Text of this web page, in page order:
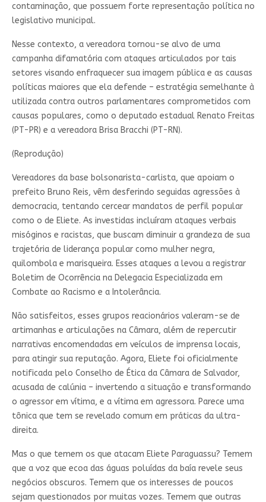
contaminação, que possuem forte representação política no
legislativo municipal.
Nesse contexto, a vereadora tornou-se alvo de uma
campanha difamatória com ataques articulados por tais
setores visando enfraquecer sua imagem pública e as causas
políticas maiores que ela defende – estratégia semelhante à
utilizada contra outros parlamentares comprometidos com
causas populares, como o deputado estadual Renato Freitas
(PT-PR) e a vereadora Brisa Bracchi (PT-RN).
(Reprodução)
Vereadores da base bolsonarista-carlista, que apoiam o
prefeito Bruno Reis, vêm desferindo seguidas agressões à
democracia, tentando cercear mandatos de perfil popular
como o de Eliete. As investidas incluíram ataques verbais
misóginos e racistas, que buscam diminuir a grandeza de sua
trajetória de liderança popular como mulher negra,
quilombola e marisqueira. Esses ataques a levou a registrar
Boletim de Ocorrência na Delegacia Especializada em
Combate ao Racismo e a Intolerância.
Não satisfeitos, esses grupos reacionários valeram-se de
artimanhas e articulações na Câmara, além de repercutir
narrativas encomendadas em veículos de imprensa locais,
para atingir sua reputação. Agora, Eliete foi oficialmente
notificada pelo Conselho de Ética da Câmara de Salvador,
acusada de calúnia – invertendo a situação e transformando
o agressor em vítima, e a vítima em agressora. Parece uma
tônica que tem se revelado comum em práticas da ultra-
direita.
Mas o que temem os que atacam Eliete Paraguassu? Temem
que a voz que ecoa das águas poluídas da baía revele seus
negócios obscuros. Temem que os interesses de poucos
sejam questionados por muitas vozes. Temem que outras